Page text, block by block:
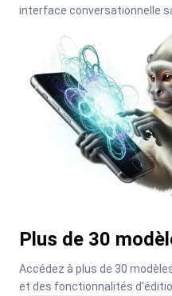
interface conversationnelle
Plus de 30
Accédez à plus de 30
et des fonctionnalités